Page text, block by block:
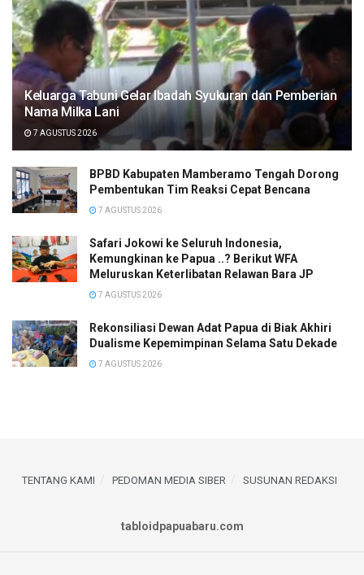
Keluarga Tabuni Gelar Ibadah Syukuran dan Pemberian
Nama Milka Lani
7 AGUSTUS 2026
BPBD Kabupaten Mamberamo Tengah Dorong
Pembentukan Tim Reaksi Cepat Bencana
7 AGUSTUS 2026
Safari Jokowi ke Seluruh Indonesia,
Kemungkinan ke Papua ..? Berikut WFA
Meluruskan Keterlibatan Relawan Bara JP
7 AGUSTUS 2026
Rekonsiliasi Dewan Adat Papua di Biak Akhiri
Dualisme Kepemimpinan Selama Satu Dekade
7 AGUSTUS 2026
TENTANG KAMI PEDOMAN MEDIA SIBER SUSUNAN REDAKSI
tabloidpapuabaru.com